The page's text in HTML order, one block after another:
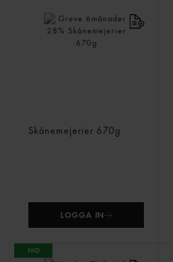
Skånemejerier 670g
LOGGA IN